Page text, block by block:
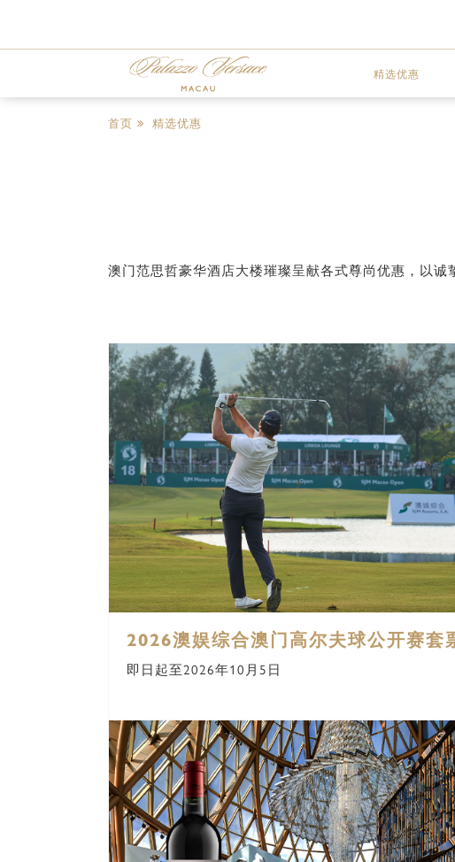
精选优惠
首页 精选优惠
澳门范思哲豪华酒店大楼璀璨呈献各式尊尚优惠，以诚
2026澳娱综合澳门高尔夫球公开赛套
即日起至2026年10月5日